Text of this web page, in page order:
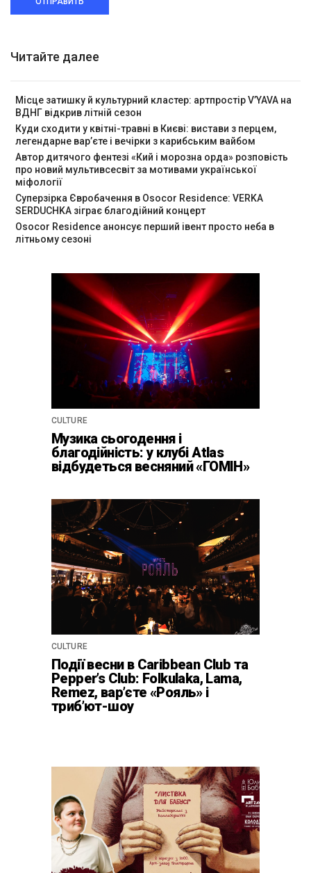
Читайте далее
Місце затишку й культурний кластер: артпростір V’YAVA на
ВДНГ відкрив літній сезон
Куди сходити у квітні-травні в Києві: вистави з перцем,
легендарне вар’єте і вечірки з карибським вайбом
Автор дитячого фентезі «Кий і морозна орда» розповість
про новий мультивсесвіт за мотивами української
міфології
Суперзірка Євробачення в Osocor Residence: VERKA
SERDUCHKA зіграє благодійний концерт
Osocor Residence анонсує перший івент просто неба в
літньому сезоні
CULTURE
Музика сьогодення і
благодійність: у клубі Atlas
відбудеться весняний «ГОМІН»
CULTURE
Події весни в Caribbean Club та
Pepper’s Club: Folkulaka, Lama,
Remez, вар’єте «Рояль» і
триб’ют-шоу